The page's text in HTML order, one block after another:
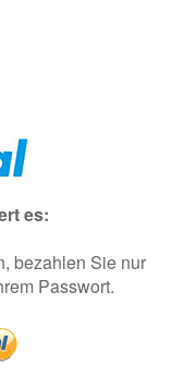
es:
bezahlen Sie nur
Passwort.